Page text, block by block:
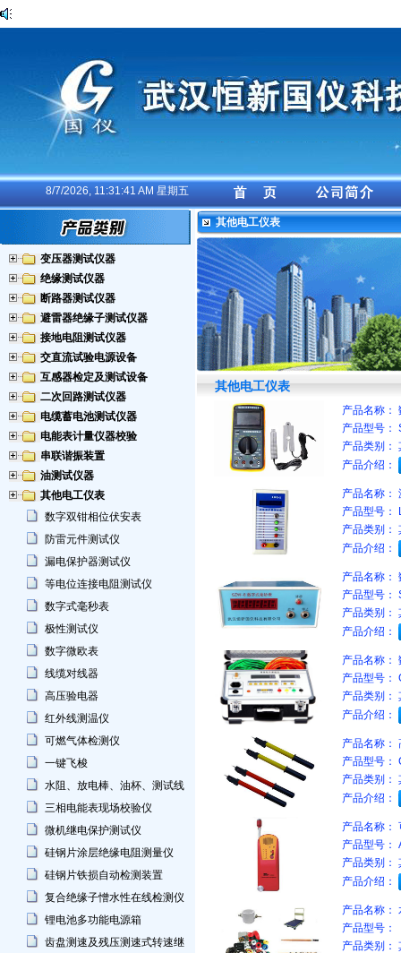
8/7/2026, 11:31:41 AM 星期五
变压器测试仪器
绝缘测试仪器
断路器测试仪器
避雷器绝缘子测试仪器
接地电阻测试仪器
交直流试验电源设备
互感器检定及测试设备
二次回路测试仪器
电缆蓄电池测试仪器
电能表计量仪器校验
串联谐振装置
油测试仪器
其他电工仪表
数字双钳相位伏安表
防雷元件测试仪
漏电保护器测试仪
等电位连接电阻测试仪
数字式毫秒表
极性测试仪
数字微欧表
线缆对线器
高压验电器
红外线测温仪
可燃气体检测仪
一键飞梭
水阻、放电棒、油杯、测试线
三相电能表现场校验仪
微机继电保护测试仪
硅钢片涂层绝缘电阻测量仪
硅钢片铁损自动检测装置
复合绝缘子憎水性在线检测仪
锂电池多功能电源箱
齿盘测速及残压测速式转速继
其他电工仪表
其他电工仪表
产品名称：
产品型号：
产品类别：
产品介绍：
产品名称：
产品型号：
产品类别：
产品介绍：
产品名称：
产品型号：
产品类别：
产品介绍：
产品名称：
产品型号：
产品类别：
产品介绍：
产品名称：
产品型号：
产品类别：
产品介绍：
产品名称：
产品型号：
产品类别：
产品介绍：
产品名称：
产品型号：
产品类别：